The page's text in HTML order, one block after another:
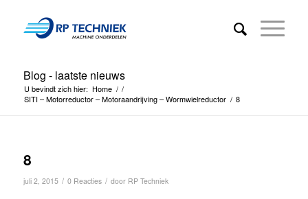
Blog - laatste nieuws
U bevindt zich hier: Home / /
SITI – Motorreductor – Motoraandrijving – Wormwielreductor / 8
8
juli 2, 2015 / 0 Reacties / door RP Techniek